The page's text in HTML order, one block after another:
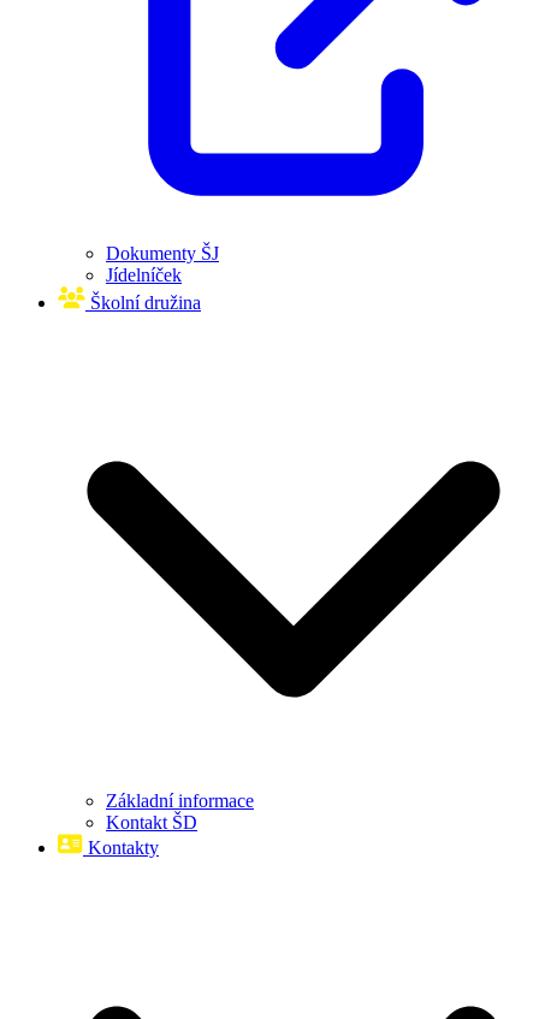
Dokumenty ŠJ
Jídelníček
Školní družina
Základní informace
Kontakt ŠD
Kontakty